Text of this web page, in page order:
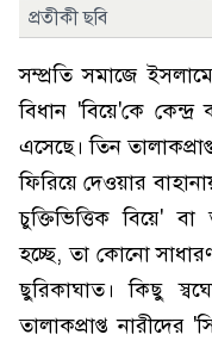
প্রতীকী ছবি
সম্প্রতি সমাজে
বিধান 'বিয়ে'কে
এসেছে। তিন
ফিরিয়ে দেওয়ার
চুক্তিভিত্তিক বিয়ে'
হচ্ছে, তা কোনো
ছুরিকাঘাত। কিছু
তালাকপ্রাপ্ত